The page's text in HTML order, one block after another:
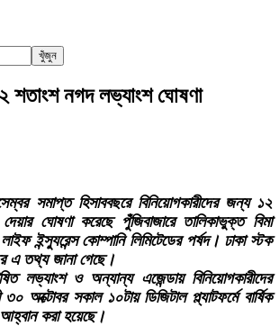
শতাংশ নগদ লভ্যাংশ ঘোষণা
সমাপ্ত হিসাববছরে বিনিয়োগকারীদের জন্য ১২
ঘোষণা করেছে পুঁজিবাজারে তালিকাভুক্ত বিমা
ইন্স্যুরেন্স কোম্পানি লিমিটেডের পর্ষদ। ঢাকা স্টক
এ তথ্য জানা গেছে।
লভ্যাংশ ও অন্যান্য এজেন্ডায় বিনিয়োগকারীদের
অক্টোবর সকাল ১০টায় ডিজিটাল প্ল্যাটফর্মে বার্ষিক
করা হয়েছে।